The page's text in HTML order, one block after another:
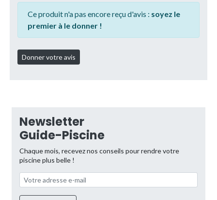
Ce produit n'a pas encore reçu d'avis : soyez le
premier à le donner !
Newsletter
Guide-Piscine
Chaque mois, recevez nos conseils pour rendre votre
piscine plus belle !